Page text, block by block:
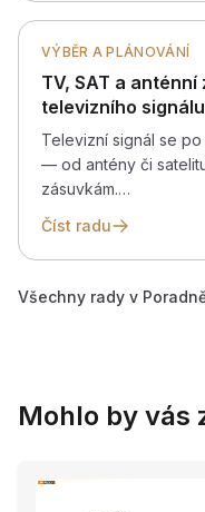
VÝBĚR A PLÁNOVÁNÍ
TV, SAT a
televizního signálu
Televizní signál se
— od antény či
zásuvkám.…
Číst radu
Všechny rady v
Mohlo by vás